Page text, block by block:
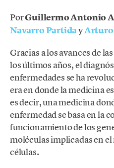
PorGuillermo Antonio
Navarro PartidayArturo
Gracias a los avances de
los últimos años, el
enfermedades se ha
era en donde la medicina
es decir, una medicina
enfermedad se basa en la
funcionamiento de los
moléculas implicadas en
células.